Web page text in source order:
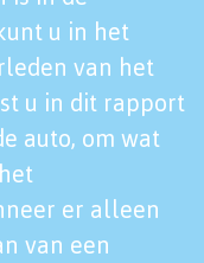
u in het
van het
u in dit rapport
auto, om wat
er alleen
van een